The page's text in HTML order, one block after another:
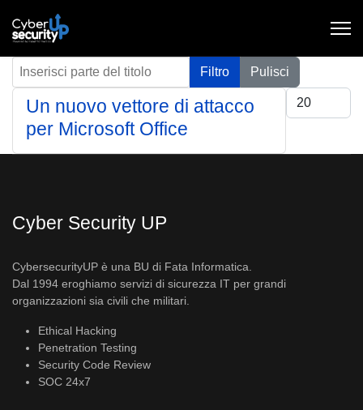
Inserisci parte del titolo Filtro
Pulisci
Visualizza #
Un nuovo vettore di attacco
per Microsoft Office
Cyber Security UP
CybersecurityUP è una BU di Fata Informatica.
Dal 1994 eroghiamo servizi di sicurezza IT per grandi
organizzazioni sia civili che militari.
Ethical Hacking
Penetration Testing
Security Code Review
SOC 24x7